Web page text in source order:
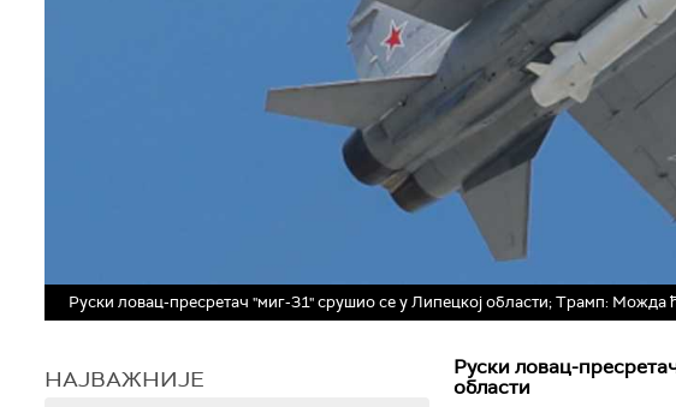
Руски ловац-пресретач "миг-31" срушио се у Липецкој области; Трамп: Можда
НАЈВАЖНИЈЕ
Руски ловац-
области